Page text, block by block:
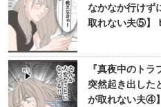
なかなか行けず
取れない夫⑤】
『真夜中のト
突然起き出した
が取れない夫④